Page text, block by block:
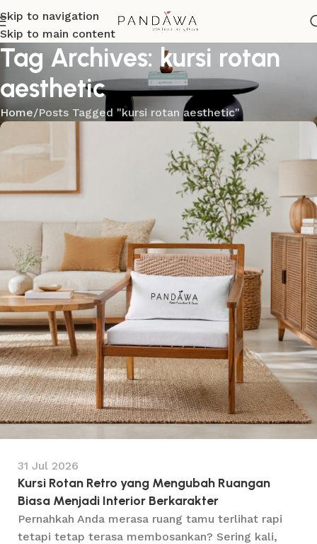
Skip to navigation
Skip to main content
Tag Archives: kursi rotan
aesthetic
Home Posts Tagged "kursi rotan aesthetic"
31 Jul 2026
Kursi Rotan Retro yang Mengubah Ruangan
Biasa Menjadi Interior Berkarakter
Pernahkah Anda merasa ruang tamu terlihat rapi
tetapi tetap terasa membosankan? Sering kali,